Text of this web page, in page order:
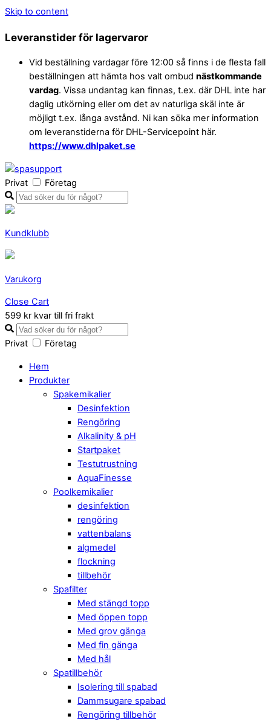
Skip to content
Leveranstider för lagervaror
Vid beställning vardagar före 12:00 så finns i de flesta fall
beställningen att hämta hos valt ombud nästkommande
vardag. Vissa undantag kan finnas, t.ex. där DHL inte har
daglig utkörning eller om det av naturliga skäl inte är
möjligt t.ex. långa avstånd. Ni kan söka mer information
om leveranstiderna för DHL-Servicepoint här.
https://www.dhlpaket.se
Privat Företag
Kundklubb
Varukorg
Close Cart
599 kr kvar till fri frakt
Privat Företag
Hem
Produkter
Spakemikalier
Desinfektion
Rengöring
Alkalinity & pH
Startpaket
Testutrustning
AquaFinesse
Poolkemikalier
desinfektion
rengöring
vattenbalans
algmedel
flockning
tillbehör
Spafilter
Med stängd topp
Med öppen topp
Med grov gänga
Med fin gänga
Med hål
Spatillbehör
Isolering till spabad
Dammsugare spabad
Rengöring tillbehör